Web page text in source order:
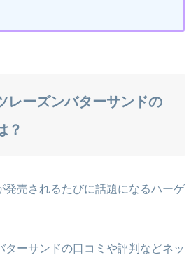
レーズンバターサンドの
？
発売されるたびに話題になるハーゲ
ターサンドの口コミや評判などネッ